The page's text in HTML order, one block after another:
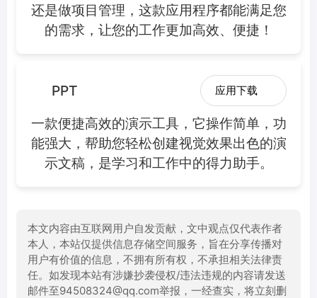
还是做项目管理，这款应用程序都能满足您
的需求，让您的工作更加高效、便捷！
PPT 应用下载
一款便捷高效的演示工具，它操作简单，功
能强大，帮助您轻松创建视觉效果出色的演
示文稿，是学习和工作中的得力助手。
本文内容由互联网用户自发贡献，文中观点仅代表作者
本人，本站仅提供信息存储空间服务，旨在分享传播对
用户有价值的信息，不拥有所有权，不承担相关法律责
任。如发现本站有涉嫌抄袭侵权/违法违规的内容请发送
邮件至94508324@qq.com举报，一经查实，将立刻删